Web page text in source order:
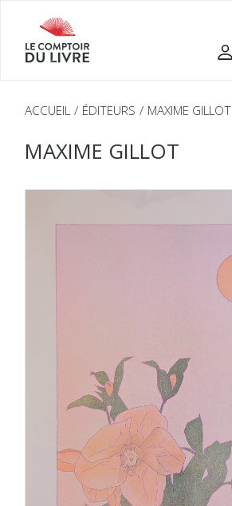
ACCUEIL ÉDITEURS MAXIME GILLOT
MAXIME GILLOT